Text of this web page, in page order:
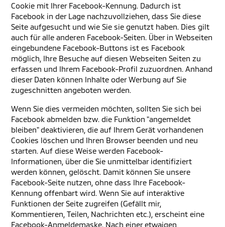
Cookie mit Ihrer Facebook-Kennung. Dadurch ist
Facebook in der Lage nachzuvollziehen, dass Sie diese
Seite aufgesucht und wie Sie sie genutzt haben. Dies gilt
auch für alle anderen Facebook-Seiten. Über in Webseiten
eingebundene Facebook-Buttons ist es Facebook
möglich, Ihre Besuche auf diesen Webseiten Seiten zu
erfassen und Ihrem Facebook-Profil zuzuordnen. Anhand
dieser Daten können Inhalte oder Werbung auf Sie
zugeschnitten angeboten werden.
Wenn Sie dies vermeiden möchten, sollten Sie sich bei
Facebook abmelden bzw. die Funktion "angemeldet
bleiben" deaktivieren, die auf Ihrem Gerät vorhandenen
Cookies löschen und Ihren Browser beenden und neu
starten. Auf diese Weise werden Facebook-
Informationen, über die Sie unmittelbar identifiziert
werden können, gelöscht. Damit können Sie unsere
Facebook-Seite nutzen, ohne dass Ihre Facebook-
Kennung offenbart wird. Wenn Sie auf interaktive
Funktionen der Seite zugreifen (Gefällt mir,
Kommentieren, Teilen, Nachrichten etc.), erscheint eine
Facebook-Anmeldemaske. Nach einer etwaigen